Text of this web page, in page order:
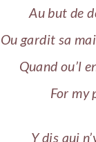
Au but de
Ou gardit sa
Quand ou’l
For my
Y dis qui